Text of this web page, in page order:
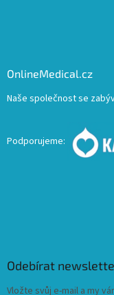
OnlineMedical.cz
Naše společnost se
Podporujeme:
Odebírat
Vložte svůj e-mail a my